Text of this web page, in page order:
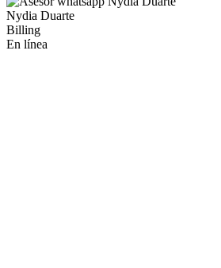
Nydia Duarte
Billing
En línea